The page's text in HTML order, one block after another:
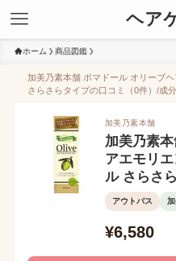
ヘア
ホーム 商品図鑑
加美乃素本舗 ポマドール オリーブ
さらさらタイプの口コミ（0件）/成
加美乃素本舗
加美乃素
アエモリ
ル さらさ
アウトバス
¥6,580